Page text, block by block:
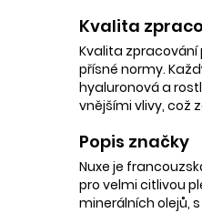
Kvalita
Kvalita zpracování
přísné normy.
hyaluronová a
vnějšími vlivy, což
Popis značky
Nuxe je
pro velmi citlivou
minerálních olejů,